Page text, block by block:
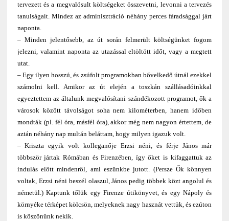
tervezett és a megvalósult költségeket összevetni, levonni a tervezés
tanulságait. Mindez az adminisztráció néhány perces fáradsággal járt
naponta.
– Minden jelentősebb, az út során felmerült költségünket fogom
jelezni, valamint naponta az utazással eltöltött időt, vagy a megtett
utat.
– Egy ilyen hosszú, és zsúfolt programokban bővelkedő útnál ezekkel
számolni kell. Amikor az út elején a toszkán szállásadóinkkal
egyeztettem az általunk megvalósítani szándékozott programot, ők a
városok között távolságot soha nem kilométerben, hanem időben
mondták (pl. fél óra, másfél óra), akkor még nem nagyon értettem, de
aztán néhány nap multán beláttam, hogy milyen igazuk volt.
– Kriszta egyik volt kolleganője Erzsi néni, és férje János már
többször jártak Rómában és Firenzében, így őket is kifaggattuk az
indulás előtt mindenről, ami eszünkbe jutott. (Persze Ők könnyen
voltak, Erzsi néni beszél olaszul, János pedig többek közt angolul és
németül.) Kaptunk tőlük egy Firenze útikönyvet, és egy Nápoly és
környéke térképet kölcsön, melyeknek nagy hasznát vettük, és ezúton
is köszönünk nekik.